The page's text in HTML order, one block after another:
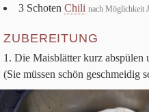
3 Scho­ten Chili nach Mög­lich­keit
ZUBEREITUNG
Die Mais­blät­ter kurz abspü­len
(Sie müs­sen schön geschmei­dig